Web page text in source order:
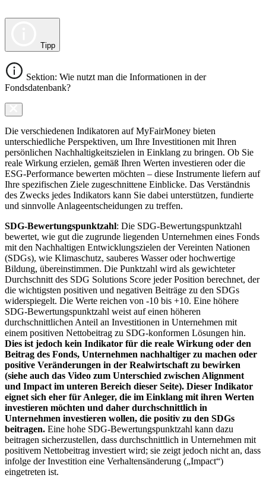
Tipp
Sektion: Wie nutzt man die Informationen in der
Fondsdatenbank?
Die verschiedenen Indikatoren auf MyFairMoney bieten
unterschiedliche Perspektiven, um Ihre Investitionen mit Ihren
persönlichen Nachhaltigkeitszielen in Einklang zu bringen. Ob Sie
reale Wirkung erzielen, gemäß Ihren Werten investieren oder die
ESG-Performance bewerten möchten – diese Instrumente liefern auf
Ihre spezifischen Ziele zugeschnittene Einblicke. Das Verständnis
des Zwecks jedes Indikators kann Sie dabei unterstützen, fundierte
und sinnvolle Anlageentscheidungen zu treffen.
SDG-Bewertungspunktzahl: Die SDG-Bewertungspunktzahl
bewertet, wie gut die zugrunde liegenden Unternehmen eines Fonds
mit den Nachhaltigen Entwicklungszielen der Vereinten Nationen
(SDGs), wie Klimaschutz, sauberes Wasser oder hochwertige
Bildung, übereinstimmen. Die Punktzahl wird als gewichteter
Durchschnitt des SDG Solutions Score jeder Position berechnet, der
die wichtigsten positiven und negativen Beiträge zu den SDGs
widerspiegelt. Die Werte reichen von -10 bis +10. Eine höhere
SDG-Bewertungspunktzahl weist auf einen höheren
durchschnittlichen Anteil an Investitionen in Unternehmen mit
einem positiven Nettobeitrag zu SDG-konformen Lösungen hin.
Dies ist jedoch kein Indikator für die reale Wirkung oder den
Beitrag des Fonds, Unternehmen nachhaltiger zu machen oder
positive Veränderungen in der Realwirtschaft zu bewirken
(siehe auch das Video zum Unterschied zwischen Alignment
und Impact im unteren Bereich dieser Seite). Dieser Indikator
eignet sich eher für Anleger, die im Einklang mit ihren Werten
investieren möchten und daher durchschnittlich in
Unternehmen investieren wollen, die positiv zu den SDGs
beitragen. Eine hohe SDG-Bewertungspunktzahl kann dazu
beitragen sicherzustellen, dass durchschnittlich in Unternehmen mit
positivem Nettobeitrag investiert wird; sie zeigt jedoch nicht an, dass
infolge der Investition eine Verhaltensänderung („Impact“)
eingetreten ist.